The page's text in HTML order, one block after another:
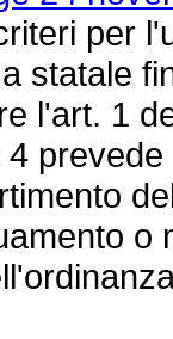
per
statale
l'art. 1